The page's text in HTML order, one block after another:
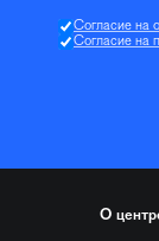
Согласие на
Согласие на
О